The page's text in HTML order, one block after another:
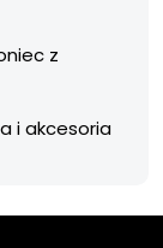
z
i akcesoria